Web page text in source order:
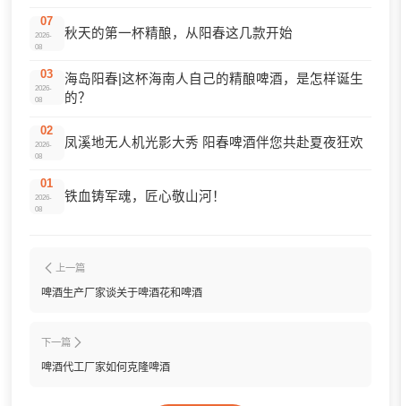
07
2026-
08
秋天的第一杯精酿，从阳春这几款开始
03
2026-
08
海岛阳春|这杯海南人自己的精酿啤酒，是怎样诞生
的？
02
2026-
08
凤溪地无人机光影大秀 阳春啤酒伴您共赴夏夜狂欢
01
2026-
08
铁血铸军魂，匠心敬山河！
上一篇
啤酒生产厂家谈关于啤酒花和啤酒
下一篇
啤酒代工厂家如何克隆啤酒